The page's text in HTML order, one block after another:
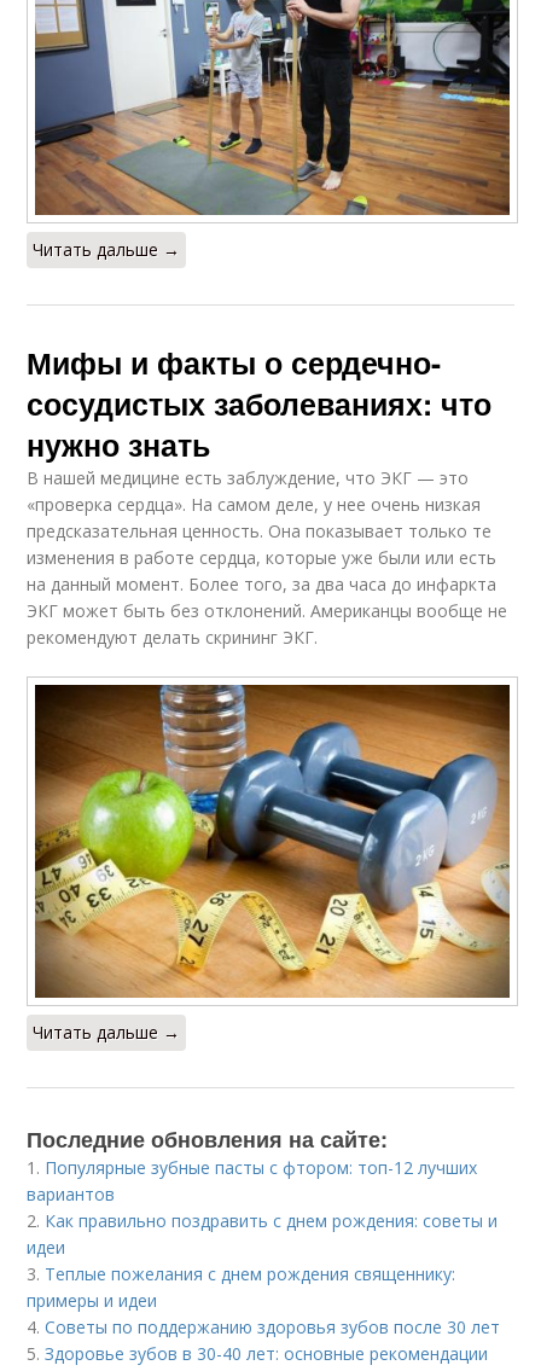
Читать дальше →
Мифы и факты о сердечно-
сосудистых заболеваниях: что
нужно знать
В нашей медицине есть заблуждение, что ЭКГ — это
«проверка сердца». На самом деле, у нее очень низкая
предсказательная ценность. Она показывает только те
изменения в работе сердца, которые уже были или есть
на данный момент. Более того, за два часа до инфаркта
ЭКГ может быть без отклонений. Американцы вообще не
рекомендуют делать скрининг ЭКГ.
Читать дальше →
Последние обновления на сайте:
1. Популярные зубные пасты с фтором: топ-12 лучших
вариантов
2. Как правильно поздравить с днем рождения: советы и
идеи
3. Теплые пожелания с днем рождения священнику:
примеры и идеи
4.Советы по поддержанию здоровья зубов после 30 лет
5.Здоровье зубов в 30-40 лет: основные рекомендации